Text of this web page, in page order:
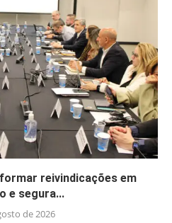
reivindicações em
e segura...
de 2026